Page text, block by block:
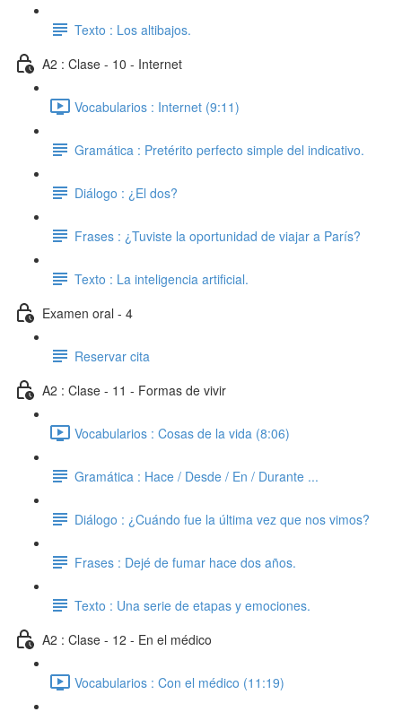
Texto : Los altibajos.
A2 : Clase - 10 - Internet
Vocabularios : Internet (9:11)
Gramática : Pretérito perfecto simple del indicativo.
Diálogo : ¿El dos?
Frases : ¿Tuviste la oportunidad de viajar a París?
Texto : La inteligencia artificial.
Examen oral - 4
Reservar cita
A2 : Clase - 11 - Formas de vivir
Vocabularios : Cosas de la vida (8:06)
Gramática : Hace / Desde / En / Durante ...
Diálogo : ¿Cuándo fue la última vez que nos vimos?
Frases : Dejé de fumar hace dos años.
Texto : Una serie de etapas y emociones.
A2 : Clase - 12 - En el médico
Vocabularios : Con el médico (11:19)